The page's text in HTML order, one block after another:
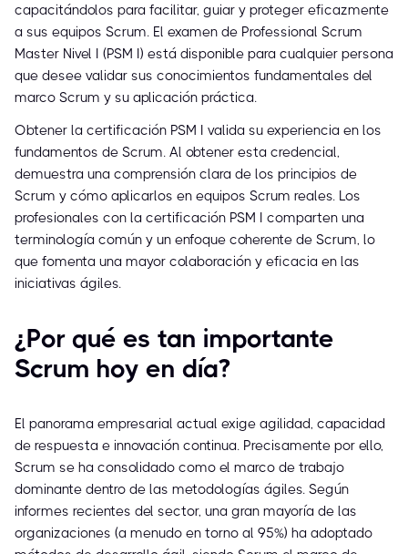
capacitándolos para facilitar, guiar y proteger eficazmente
a sus equipos Scrum. El examen de Professional Scrum
Master Nivel I (PSM I) está disponible para cualquier persona
que desee validar sus conocimientos fundamentales del
marco Scrum y su aplicación práctica.
Obtener la certificación PSM I valida su experiencia en los
fundamentos de Scrum. Al obtener esta credencial,
demuestra una comprensión clara de los principios de
Scrum y cómo aplicarlos en equipos Scrum reales. Los
profesionales con la certificación PSM I comparten una
terminología común y un enfoque coherente de Scrum, lo
que fomenta una mayor colaboración y eficacia en las
iniciativas ágiles.
¿Por qué es tan importante
Scrum hoy en día?
El panorama empresarial actual exige agilidad, capacidad
de respuesta e innovación continua. Precisamente por ello,
Scrum se ha consolidado como el marco de trabajo
dominante dentro de las metodologías ágiles. Según
informes recientes del sector, una gran mayoría de las
organizaciones (a menudo en torno al 95%) ha adoptado